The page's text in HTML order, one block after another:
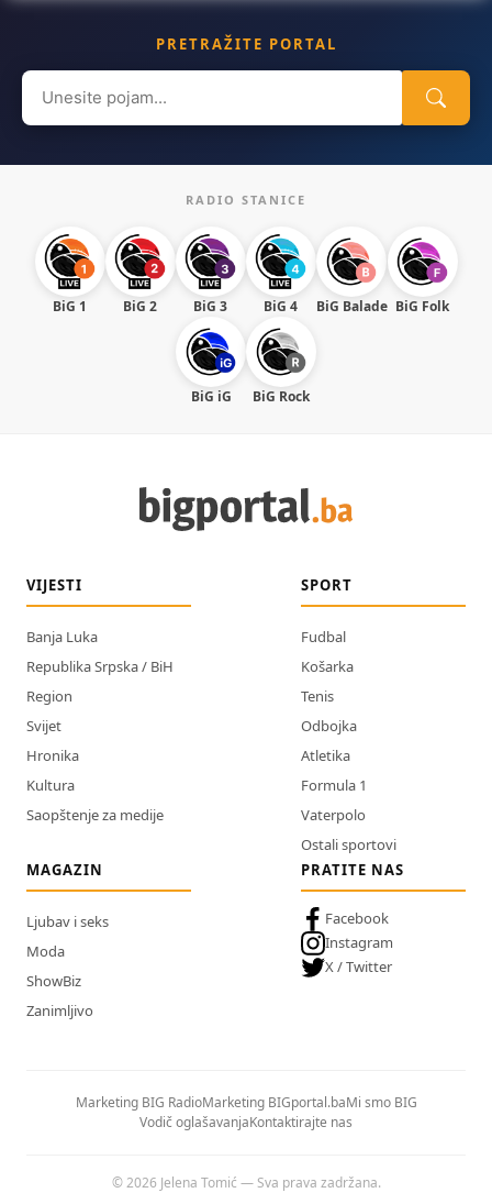
PRETRAŽITE PORTAL
Search
for:
RADIO STANICE
BiG 1 BiG 2 BiG 3 BiG 4 BiG Balade BiG Folk
BiG iG BiG Rock
VIJESTI
Banja Luka
Republika Srpska / BiH
Region
Svijet
Hronika
Kultura
Saopštenje za medije
SPORT
Fudbal
Košarka
Tenis
Odbojka
Atletika
Formula 1
Vaterpolo
Ostali sportovi
MAGAZIN
Ljubav i seks
Moda
ShowBiz
Zanimljivo
PRATITE NAS
Facebook
Instagram
X / Twitter
Marketing BIG RadioMarketing BIGportal.baMi smo BIG
Vodič oglašavanjaKontaktirajte nas
© 2026 Jelena Tomić — Sva prava zadržana.